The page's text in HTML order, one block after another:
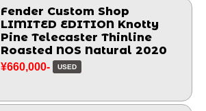
Fender Custom Shop
LIMITED EDITION Knotty
Pine Telecaster Thinline
Roasted NOS Natural 2020
¥660,000- USED